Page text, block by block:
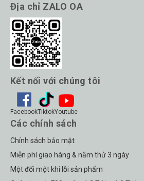
Địa chỉ ZALO OA
Kết nối với chúng tôi
FacebookTiktokYoutube
Các chính sách
Chính sách bảo mật
Miễn phí giao hàng & nằm thử 3 ngày
Một đổi một khi lỗi sản phẩm